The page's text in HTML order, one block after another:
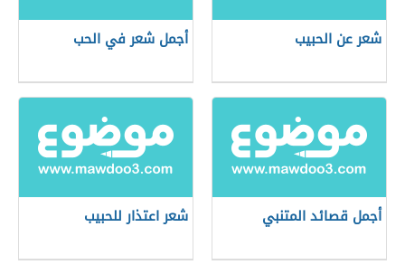
شعر عن الحبيب أجمل شعر في الحب
أجمل قصائد المتنبي شعر اعتذار للحبيب